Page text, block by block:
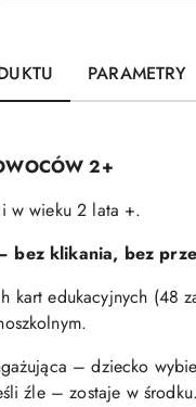
PARAMETRY
2+
w wieku 2 lata +.
bez klikania, bez
kart edukacyjnych (48
– dziecko
źle – zostaje w